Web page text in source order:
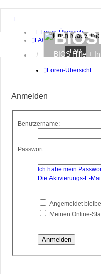
Foren-Übersicht
FAQ
Anmelden
BIOS Hilfe +
FAQ
Foren-Übersicht
Anmelden
Benutzername:
Passwort:
Ich habe mein
Die Aktivierungs-E-
Angemeldet
Meinen Online-